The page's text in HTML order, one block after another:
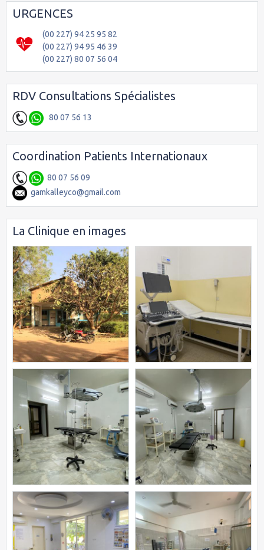
URGENCES
(00 227) 94 25 95 82
(00 227) 94 95 46 39
(00 227) 80 07 56 04
RDV Consultations Spécialistes
80 07 56 13
Coordination Patients Internationaux
80 07 56 09
gamkalleyco@gmail.com
La Clinique en images